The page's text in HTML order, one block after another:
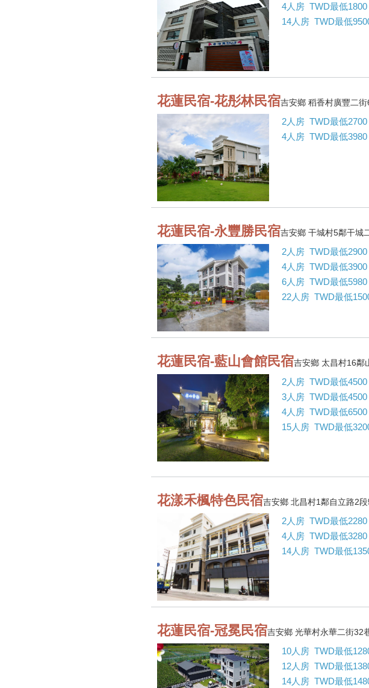
4人房 TWD最低1800
14人房 TWD最低
花蓮民宿-花彤林民宿吉安鄉 稻香村廣豐二街
2人房 TWD最低2700
4人房 TWD最低3980
花蓮民宿-永豐勝民宿吉安鄉 干城村5鄰干城
2人房 TWD最低2900
4人房 TWD最低3900
6人房 TWD最低5980
22人房 TWD最低
花蓮民宿-藍山會館民宿吉安鄉 太昌村16鄰
2人房 TWD最低4500
3人房 TWD最低4500
4人房 TWD最低6500
15人房 TWD最低
花漾禾楓特色民宿吉安鄉 北昌村1鄰自立路2段
2人房 TWD最低2280
4人房 TWD最低3280
14人房 TWD最低
花蓮民宿-冠冕民宿吉安鄉 光華村永華二街32
10人房 TWD最低
12人房 TWD最低
14人房 TWD最低